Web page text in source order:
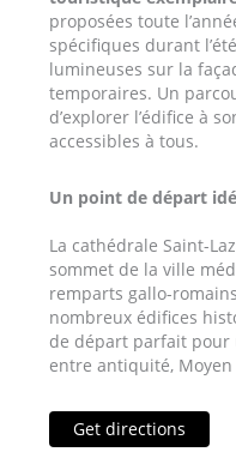
proposées toute
spécifiques durant
lumineuses sur la
temporaires. Un
d’explorer l’édifice à
accessibles à tous.
Un point de départ
La cathédrale Saint-
sommet de la ville
remparts gallo-
nombreux édifices
de départ parfait pour
entre antiquité, Moyen
Get directions